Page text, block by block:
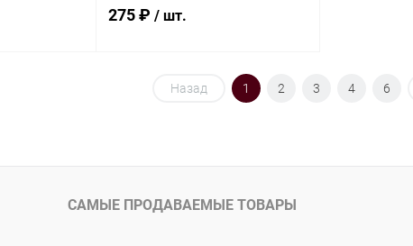
Под заказ
275 ₽ / шт.
В корзину
В избранное Под заказ
Назад 1 2 3 4 6
САМЫЕ ПРОДАВАЕМЫЕ ТОВАРЫ